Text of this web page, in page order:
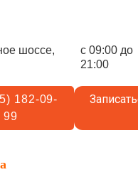
шоссе,
с 09:00 до
21:00
182-09-
99